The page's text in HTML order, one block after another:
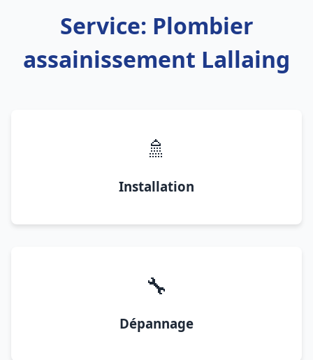
Service: Plombier
assainissement Lallaing
🚿
Installation
🔧
Dépannage